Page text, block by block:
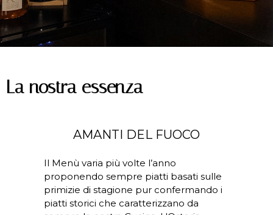
La nostra essenza
AMANTI DEL FUOCO
Il Menù varia più volte l’anno
proponendo sempre piatti basati sulle
primizie di stagione pur confermando i
piatti storici che caratterizzano da